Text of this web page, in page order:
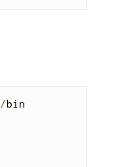
/bin